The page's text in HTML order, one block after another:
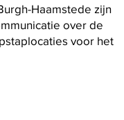
Haamstede zijn
over de
voor het